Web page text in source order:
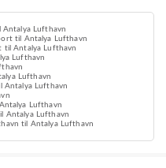
Antalya Lufthavn
til Antalya Lufthavn
til Antalya Lufthavn
Lufthavn
Lufthavn
Antalya Lufthavn
Lufthavn
Antalya Lufthavn
til Antalya Lufthavn